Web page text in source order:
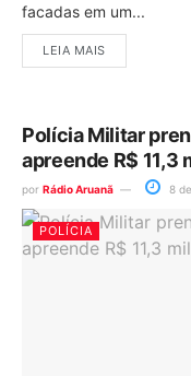
facadas em um...
LEIA MAIS
Polícia Militar
apreende R$ 11,3
por Rádio Aruanã 8
POLÍCIA